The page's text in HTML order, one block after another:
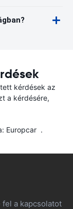
kérdések az
a kérdésére,
Europcar .
a kapcsolatot